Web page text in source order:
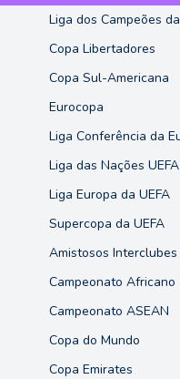
Copa Libertadores
Copa Sul-Americana
Eurocopa
Liga das Nações UEFA
Liga Europa da UEFA
Supercopa da UEFA
Amistosos Interclubes
Campeonato ASEAN
Copa do Mundo
Copa Emirates